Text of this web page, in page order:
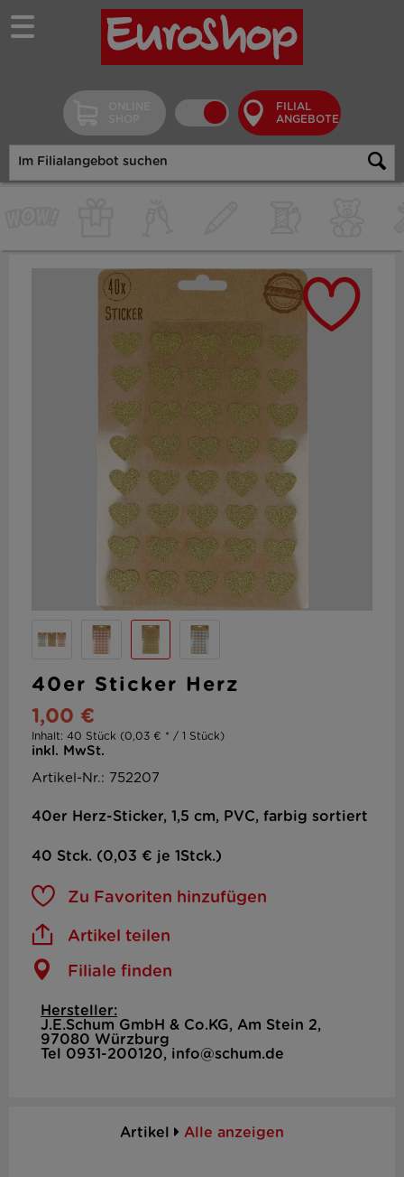
FILIAL
ANGEBOTE
40er Sticker Herz
1,00 €
Inhalt: 40 Stück (0,03 € * / 1 Stück)
inkl. MwSt.
Artikel-Nr.: 752207
40er Herz-Sticker, 1,5 cm, PVC, farbig sortiert
40 Stck. (0,03 € je 1Stck.)
Zu Favoriten hinzufügen
Artikel teilen
Filiale finden
Hersteller:
J.E.Schum GmbH & Co.KG, Am Stein 2,
97080 Würzburg
Tel 0931-200120, info@schum.de
Artikel Alle anzeigen